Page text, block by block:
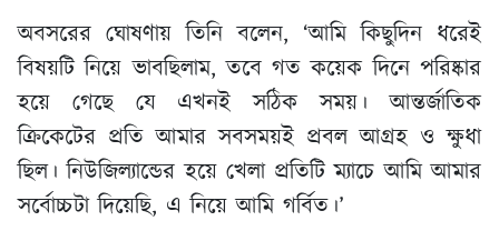
অবসরের ঘোষণায় তিনি বলেন, ‘আমি কিছুদিন ধরেই
বিষয়টি নিয়ে ভাবছিলাম, তবে গত কয়েক দিনে পরিষ্কার
হয়ে গেছে যে এখনই সঠিক সময়। আন্তর্জাতিক
ক্রিকেটের প্রতি আমার সবসময়ই প্রবল আগ্রহ ও ক্ষুধা
ছিল। নিউজিল্যান্ডের হয়ে খেলা প্রতিটি ম্যাচে আমি আমার
সর্বোচ্চটা দিয়েছি, এ নিয়ে আমি গর্বিত।’